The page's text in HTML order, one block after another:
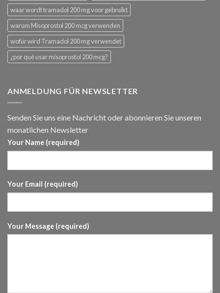
waar wordt tramadol 200 mg voor gebruikt
warum Misoprostol 200 mcg verwenden
wofür wird Tramadol 200 mg verwendet
¿por qué usar misoprostol 200 mcg?
ANMELDUNG FÜR NEWSLETTER
Senden Sie uns eine Nachricht oder abonnieren Sie unseren
monatlichen Newsletter
Your Name (required)
Your Email (required)
Your Message (required)